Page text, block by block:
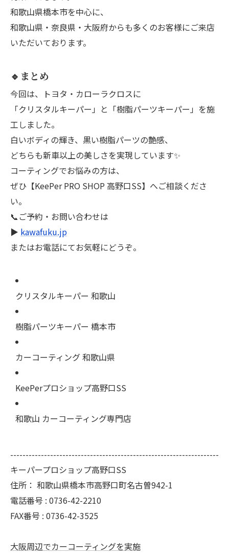
和歌山県橋本市を中心に、
和歌山県・奈良県・大阪府からも多くのお客様にご来店
いただいております。
🔹まとめ
今回は、トヨタ・カローラクロスに
「クリスタルキーパー」と「樹脂パーツキーパー」を施
工しました。
白いボディの輝き、黒い樹脂パーツの艶感、
どちらも新車以上の美しさを実現しています✨
コーティングでお悩みの方は、
ぜひ【KeePer PRO SHOP 高野口SS】へご相談くださ
い。
📞ご予約・お問い合わせは
▶ kawafuku.jp
またはお電話にてお気軽にどうぞ。
クリスタルキーパー 和歌山
樹脂パーツキーパー 橋本市
カーコーティング 和歌山県
KeePerプロショップ高野口SS
和歌山 カーコーティング専門店
--------------------------------------------------------------------
キーパープロショップ高野口SS
住所： 和歌山県橋本市高野口町名古曽942-1
電話番号 : 0736-42-2210
FAX番号 : 0736-42-3525
大阪周辺でカーコーティングを実施